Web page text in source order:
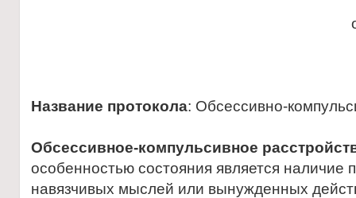
Название протокола: Обсессивно-
Обсессивное-компульсивное
особенностью состояния является нaличие
нaвязчивых мыслей или вынужденных